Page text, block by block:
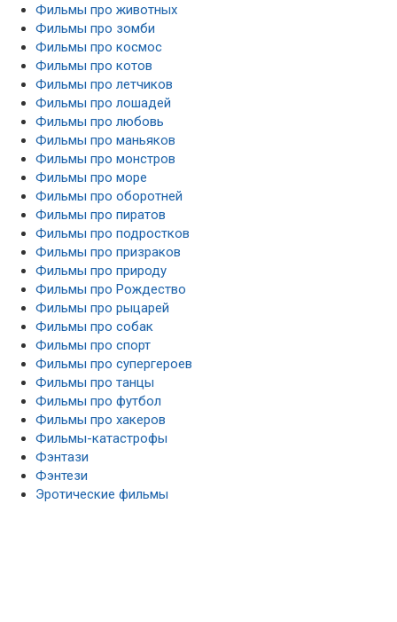
Фильмы про животных
Фильмы про зомби
Фильмы про космос
Фильмы про котов
Фильмы про летчиков
Фильмы про лошадей
Фильмы про любовь
Фильмы про маньяков
Фильмы про монстров
Фильмы про море
Фильмы про оборотней
Фильмы про пиратов
Фильмы про подростков
Фильмы про призраков
Фильмы про природу
Фильмы про Рождество
Фильмы про рыцарей
Фильмы про собак
Фильмы про спорт
Фильмы про супергероев
Фильмы про танцы
Фильмы про футбол
Фильмы про хакеров
Фильмы-катастрофы
Фэнтази
Фэнтези
Эротические фильмы